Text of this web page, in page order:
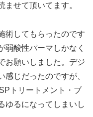
ませて頂いてます。
術してもらったのです
弱酸性パーマしかなく
お願いしました。デジ
感じだったのですが、
トリートメント・ブ
ゆるになってしまいし